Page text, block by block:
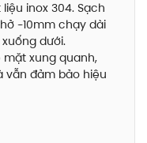
inox 304. Sạch
~10mm chạy dài
dưới.
mặt xung quanh,
vẫn đảm bảo hiệu